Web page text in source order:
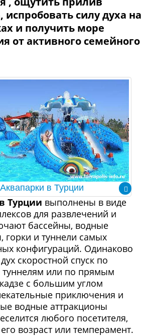
силу духа на
и получить море
от активного семейного
Аквапарки в Турции
Турции выполнены в виде
для развлечений и
бассейны, водные
горки и туннели самых
конфигураций. Одинаково
скоростной спуск по
или по прямым
с большим углом
приключения и
водные аттракционы
любого посетителя,
возраст или темперамент.